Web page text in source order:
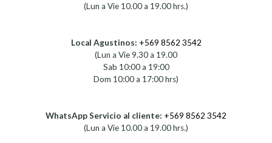
(Lun a Vie 10.00 a 19.00 hrs.)
Local Agustinos: +569 8562 3542
(Lun a Vie 9.30 a 19.00
Sab 10:00 a 19:00
Dom 10:00 a 17:00 hrs)
WhatsApp Servicio al cliente: +569 8562 3542
(Lun a Vie 10.00 a 19.00 hrs.)